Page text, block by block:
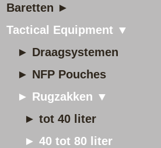
Baretten ►
Tactical Equipment ▼
► Draagsystemen
► NFP Pouches
► Rugzakken ▼
► tot 40 liter
► 40 tot 80 liter